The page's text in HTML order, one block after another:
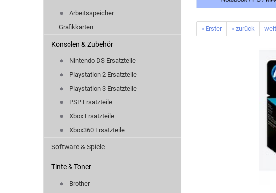
« Erster « zurück
Arbeitsspeicher
Grafikkarten
Konsolen & Zubehör
Nintendo DS Ersatzteile
Playstation 2 Ersatzteile
Playstation 3 Ersatzteile
PSP Ersatzteile
Xbox Ersatzteile
Xbox360 Ersatzteile
Software & Spiele
Tinte & Toner
Brother